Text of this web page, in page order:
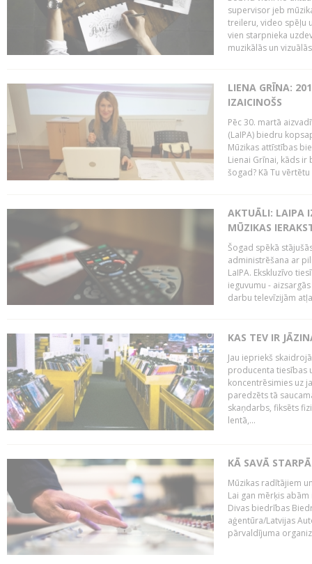
supervisor jeb
treileru, video spēļu
vien starpnieka
muzikālās un
LIENA GRĪNA:
IZAICINOŠS
Pēc 30. martā
(LaIPA) biedru
Mūzikas attīstības
Lienai Grīnai, kāds ir
šogad? Kā Tu
AKTUĀLI: LAIPA
MŪZIKAS
Šogad spēkā
administrēšana ar
LaIPA. Ekskluzīvo
ieguvumu -
darbu televīzijām
KAS TEV IR
Jau iepriekš
producenta tiesības
koncentrēsimies uz
paredzēts tā
skaņdarbs, fiksēts
lentā,...
KĀ SAVĀ
Mūzikas radītājiem
Lai gan mērķis
Divas biedrības
aģentūra/Latvijas
pārvaldījuma